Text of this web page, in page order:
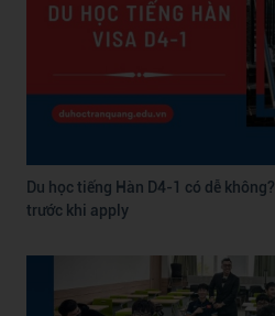
Du học tiếng Hàn D4-1 có dễ
trước khi apply